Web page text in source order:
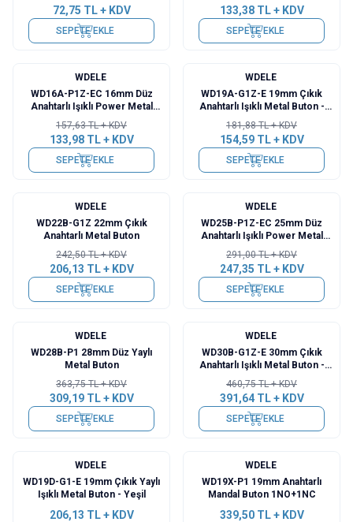
72,75 TL + KDV
SEPETE EKLE
133,38TL + KDV
SEPETE EKLE
WDELE
WD16A-P1Z-EC 16mm Düz
Anahtarlı Işıklı Power Metal
Buton - Mavi
157,63TL + KDV
133,98TL + KDV
SEPETE EKLE
WDELE
WD19A-G1Z-E 19mm Çıkık
Anahtarlı Işıklı Metal Buton -
Kırmızı
181,88TL + KDV
154,59TL + KDV
SEPETE EKLE
WDELE
WD22B-G1Z 22mm Çıkık
Anahtarlı Metal Buton
242,50TL + KDV
206,13 TL + KDV
SEPETE EKLE
WDELE
WD25B-P1Z-EC 25mm Düz
Anahtarlı Işıklı Power Metal
Buton - Sarı
291,00TL + KDV
247,35 TL + KDV
SEPETE EKLE
WDELE
WD28B-P1 28mm Düz Yaylı
Metal Buton
363,75TL + KDV
309,19TL + KDV
SEPETE EKLE
WDELE
WD30B-G1Z-E 30mm Çıkık
Anahtarlı Işıklı Metal Buton -
Mavi
460,75TL + KDV
391,64TL + KDV
SEPETE EKLE
WDELE
WD19D-G1-E 19mm Çıkık Yaylı
Işıklı Metal Buton - Yeşil
206,13 TL + KDV
WDELE
WD19X-P1 19mm Anahtarlı
Mandal Buton 1NO+1NC
339,50TL + KDV